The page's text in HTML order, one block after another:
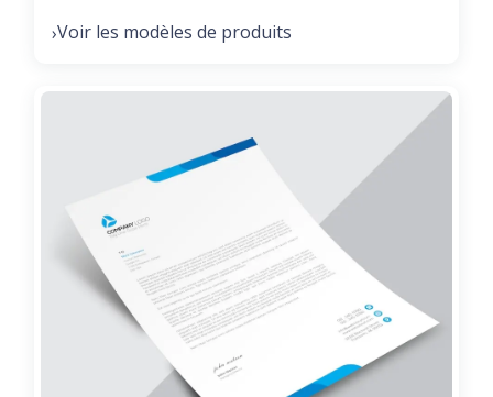
›Voir les modèles de produits